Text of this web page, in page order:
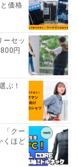
価格
ーセッ
円
ぶ！
「クー
くほど